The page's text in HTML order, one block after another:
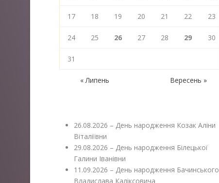
17 18 19 20 21 22 23
24 25 26 27 28 29 30
31
« Липень Вересень »
26.08.2026 – День народження Козак Аліни
Віталіївни
29.08.2026 – День народження Білецької
Галини Іванівни
11.09.2026 – День народження Бачинського
Владислава Каліксовича